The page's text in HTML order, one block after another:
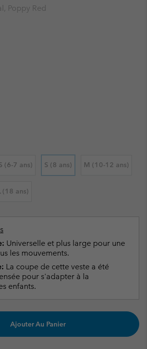
Poppy Red
(6-7 ans) S (8 ans) M (10-12 ans)
(18 ans)
Universelle et plus large pour une
les mouvements.
La coupe de cette veste a été
pour s'adapter à la
enfants.
Ajouter Au Panier